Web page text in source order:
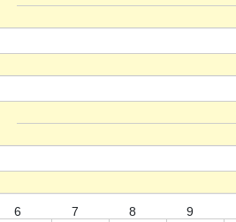
6 7 8 9